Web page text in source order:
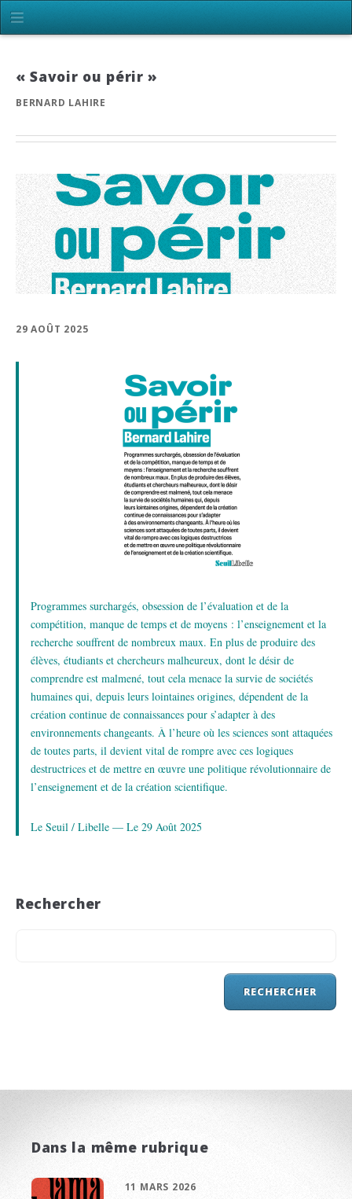
« Savoir ou périr »
BERNARD LAHIRE
29 AOÛT 2025
Programmes surchargés, obsession de l’évaluation et de la
compétition, manque de temps et de moyens : l’enseignement et la
recherche souffrent de nombreux maux. En plus de produire des
élèves, étudiants et chercheurs malheureux, dont le désir de
comprendre est malmené, tout cela menace la survie de sociétés
humaines qui, depuis leurs lointaines origines, dépendent de la
création continue de connaissances pour s’adapter à des
environnements changeants. À l’heure où les sciences sont attaquées
de toutes parts, il devient vital de rompre avec ces logiques
destructrices et de mettre en œuvre une politique révolutionnaire de
l’enseignement et de la création scientifique.
Le Seuil / Libelle — Le 29 Août 2025
Rechercher
Dans la même rubrique
11 MARS 2026